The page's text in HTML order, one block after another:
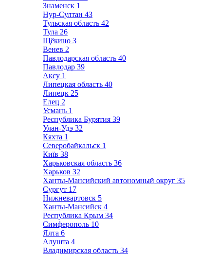
Знаменск 1
Нур-Султан 43
Тульская область 42
Тула 26
Щёкино 3
Венев 2
Павлодарская область 40
Павлодар 39
Аксу 1
Липецкая область 40
Липецк 25
Елец 2
Усмань 1
Республика Бурятия 39
Улан-Удэ 32
Кяхта 1
Северобайкальск 1
Київ 38
Харьковская область 36
Харьков 32
Ханты-Мансийский автономный округ 35
Сургут 17
Нижневартовск 5
Ханты-Мансийск 4
Республика Крым 34
Симферополь 10
Ялта 6
Алушта 4
Владимирская область 34